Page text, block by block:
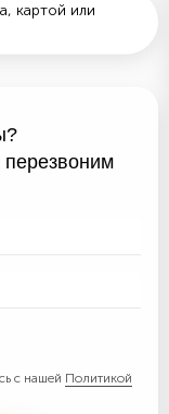
картой или
с нашей Политикой